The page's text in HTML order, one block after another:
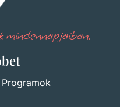
mindennapjaiban.
Programok